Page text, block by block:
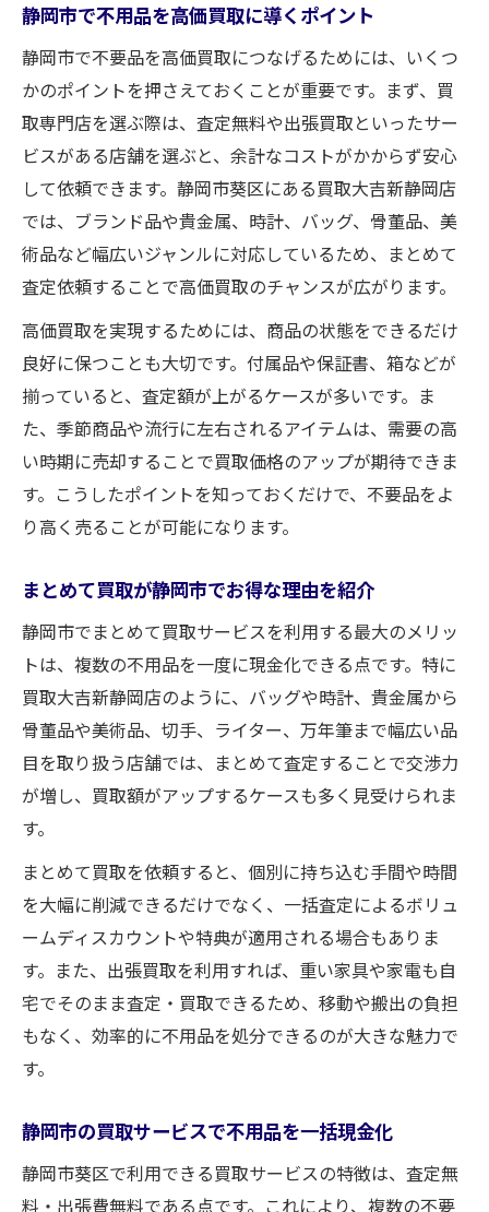
静岡市で不用品を高価買取に導くポイント
静岡市で不要品を高価買取につなげるためには、いくつ
かのポイントを押さえておくことが重要です。まず、買
取専門店を選ぶ際は、査定無料や出張買取といったサー
ビスがある店舗を選ぶと、余計なコストがかからず安心
して依頼できます。静岡市葵区にある買取大吉新静岡店
では、ブランド品や貴金属、時計、バッグ、骨董品、美
術品など幅広いジャンルに対応しているため、まとめて
査定依頼することで高価買取のチャンスが広がります。
高価買取を実現するためには、商品の状態をできるだけ
良好に保つことも大切です。付属品や保証書、箱などが
揃っていると、査定額が上がるケースが多いです。ま
た、季節商品や流行に左右されるアイテムは、需要の高
い時期に売却することで買取価格のアップが期待できま
す。こうしたポイントを知っておくだけで、不要品をよ
り高く売ることが可能になります。
まとめて買取が静岡市でお得な理由を紹介
静岡市でまとめて買取サービスを利用する最大のメリッ
トは、複数の不用品を一度に現金化できる点です。特に
買取大吉新静岡店のように、バッグや時計、貴金属から
骨董品や美術品、切手、ライター、万年筆まで幅広い品
目を取り扱う店舗では、まとめて査定することで交渉力
が増し、買取額がアップするケースも多く見受けられま
す。
まとめて買取を依頼すると、個別に持ち込む手間や時間
を大幅に削減できるだけでなく、一括査定によるボリュ
ームディスカウントや特典が適用される場合もありま
す。また、出張買取を利用すれば、重い家具や家電も自
宅でそのまま査定・買取できるため、移動や搬出の負担
もなく、効率的に不用品を処分できるのが大きな魅力で
す。
静岡市の買取サービスで不用品を一括現金化
静岡市葵区で利用できる買取サービスの特徴は、査定無
料・出張費無料である点です。これにより、複数の不要